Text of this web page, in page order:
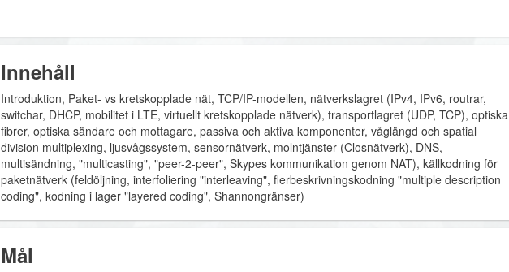
Innehåll
Introduktion, Paket- vs kretskopplade nät, TCP/IP-modellen, nätverkslagret (IPv4, IPv6, routrar,
switchar, DHCP, mobilitet i LTE, virtuellt kretskopplade nätverk), transportlagret (UDP, TCP), optiska
fibrer, optiska sändare och mottagare, passiva och aktiva komponenter, våglängd och spatial
division multiplexing, ljusvågssystem, sensornätverk, molntjänster (Closnätverk), DNS,
multisändning, "multicasting", "peer-2-peer", Skypes kommunikation genom NAT), källkodning för
paketnätverk (feldöljning, interfoliering "interleaving", flerbeskrivningskodning "multiple description
coding", kodning i lager "layered coding", Shannongränser)
Mål